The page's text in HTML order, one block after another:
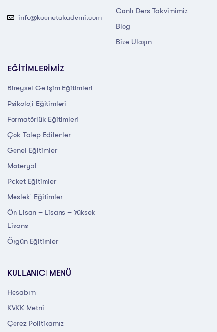
info@kocnetakademi.com
Canlı Ders Takvimimiz
Blog
Bize Ulaşın
EĞİTİMLERİMİZ
Bireysel Gelişim Eğitimleri
Psikoloji Eğitimleri
Formatörlük Eğitimleri
Çok Talep Edilenler
Genel Eğitimler
Materyal
Paket Eğitimler
Mesleki Eğitimler
Ön Lisan – Lisans – Yüksek
Lisans
Örgün Eğitimler
KULLANICI MENÜ
Hesabım
KVKK Metni
Çerez Politikamız